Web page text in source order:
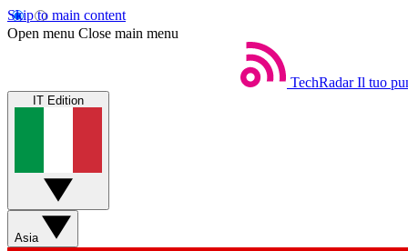
Skip to main content
Open menu Close main menu
TechRadar Il tuo
IT Edition
Asia